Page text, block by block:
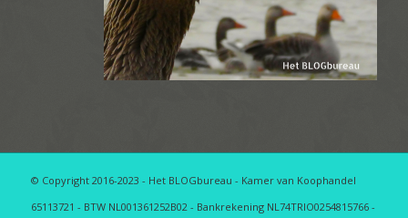
© Copyright 2016-2023 - Het BLOGbureau - Kamer van Koophandel
65113721 - BTW NL001361252B02 - Bankrekening NL74TRIO0254815766 -